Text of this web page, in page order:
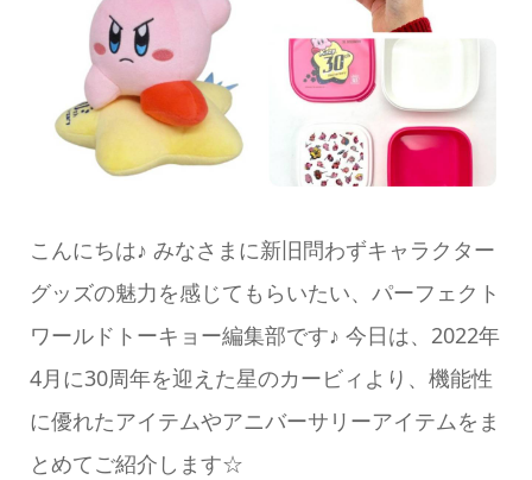
こんにちは♪ みなさまに新旧問わずキャラクター
グッズの魅力を感じてもらいたい、パーフェクト
ワールドトーキョー編集部です♪ 今日は、2022年
4月に30周年を迎えた星のカービィより、機能性
に優れたアイテムやアニバーサリーアイテムをま
とめてご紹介します☆